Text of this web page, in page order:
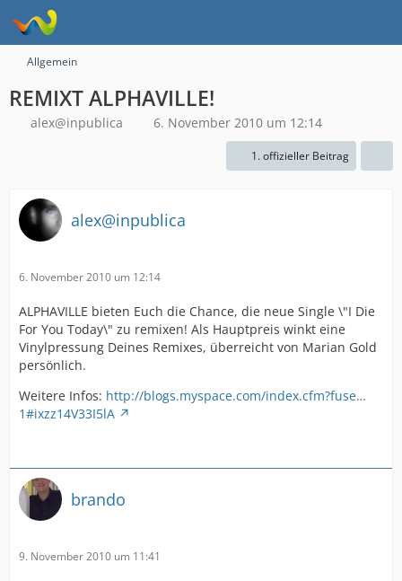
Allgemein
REMIXT ALPHAVILLE!
alex@inpublica 6. November 2010 um 12:14
1. offizieller Beitrag
alex@inpublica
6. November 2010 um 12:14
ALPHAVILLE bieten Euch die Chance, die neue Single \"I Die
For You Today\" zu remixen! Als Hauptpreis winkt eine
Vinylpressung Deines Remixes, überreicht von Marian Gold
persönlich.
Weitere Infos: http://blogs.myspace.com/index.cfm?fuse…
1#ixzz14V33I5lA
brando
9. November 2010 um 11:41